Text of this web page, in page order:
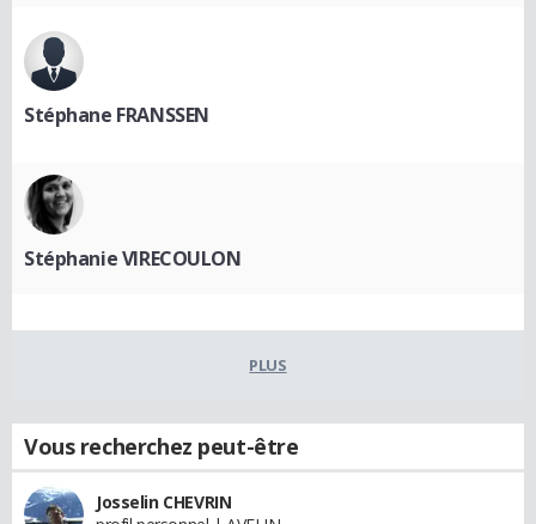
Stéphane FRANSSEN
Stéphanie VIRECOULON
PLUS
Vous recherchez peut-être
Josselin CHEVRIN